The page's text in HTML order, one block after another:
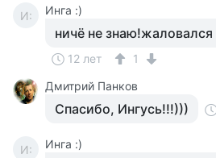
И: Инга :)
ничё не
12 лет
1
Дмитрий Панков
Спасибо, Ингусь!!!)))
И: Инга :)